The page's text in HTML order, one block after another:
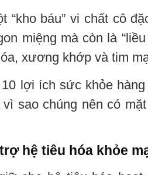
báu” vi chất cô
miệng mà còn là
xương khớp và tim
lợi ích sức khỏe
sao chúng nên có
hệ tiêu hóa khỏe